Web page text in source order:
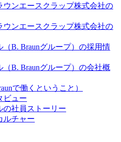
報​
、E-Shopのご案内など販売店さ
す。
」の概要を知っていただくこと
、ご質問をお送りください。
ウンエースクラップ株式会社の
ウンエースクラップ株式会社の
（B. Braunグループ）の採用情
（B. Braunグループ）の会社概
で働くということ）
ビュー
の社員ストーリー
ルチャー